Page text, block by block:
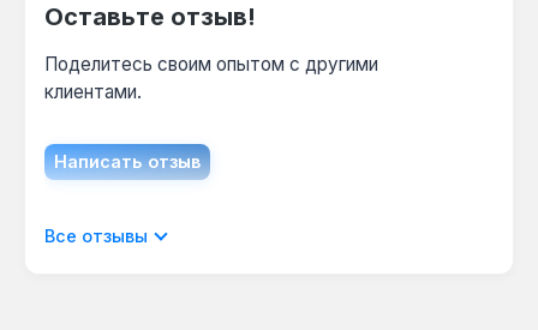
Оставьте отзыв!
Поделитесь своим опытом с другими
клиентами.
Написать отзыв
Отображать отзывы только на текущем
Все отзывы